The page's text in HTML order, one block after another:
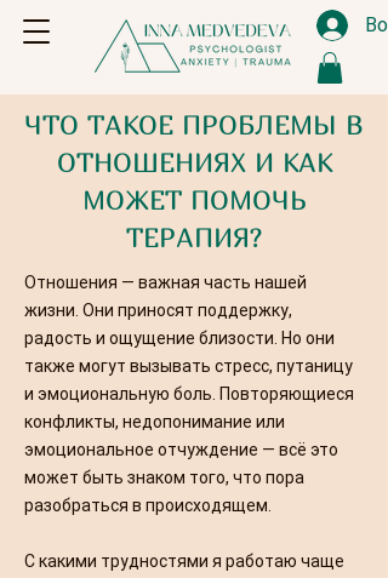
ЧТО ТАКОЕ ПРОБЛЕМЫ В
ОТНОШЕНИЯХ И КАК
МОЖЕТ ПОМОЧЬ
ТЕРАПИЯ?
Отношения — важная часть нашей
жизни. Они приносят поддержку,
радость и ощущение близости. Но они
также могут вызывать стресс, путаницу
и эмоциональную боль. Повторяющиеся
конфликты, недопонимание или
эмоциональное отчуждение — всё это
может быть знаком того, что пора
разобраться в происходящем.
С какими трудностями я работаю чаще